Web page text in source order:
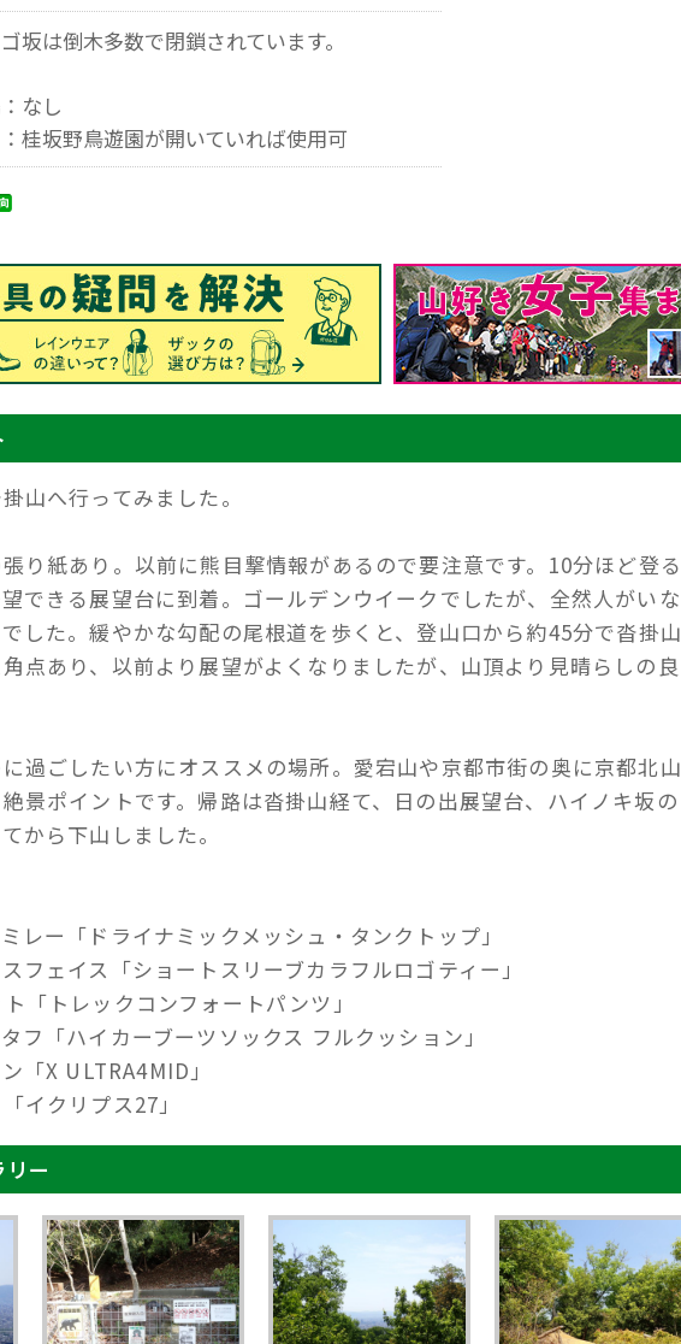
坂は倒木多数で閉鎖されています。
なし
桂坂野鳥遊園が開いていれば使用可
山へ行ってみました。
り紙あり。以前に熊目撃情報があるので要注意です。10分ほど登る
できる展望台に到着。ゴールデンウイークでしたが、全然人がいな
した。緩やかな勾配の尾根道を歩くと、登山口から約45分で沓掛山
点あり、以前より展望がよくなりましたが、山頂より見晴らしの良
過ごしたい方にオススメの場所。愛宕山や京都市街の奥に京都北山
景ポイントです。帰路は沓掛山経て、日の出展望台、ハイノキ坂の
から下山しました。
レー「ドライナミックメッシュ・タンクトップ」
フェイス「ショートスリーブカラフルロゴティー」
「トレックコンフォートパンツ」
フ「ハイカーブーツソックス フルクッション」
「X ULTRA4MID」
イクリプス27」
ー